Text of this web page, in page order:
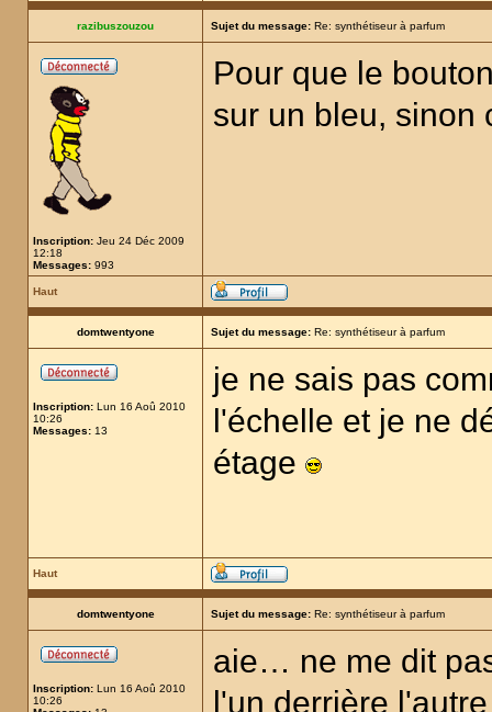
razibuszouzou Sujet du message: Re: synthétiseur à parfum
Inscription: Jeu 24 Déc 2009
12:18
Messages: 993
Pour que le
sur un bleu, sinon
Haut
domtwentyone Sujet du message: Re: synthétiseur à parfum
Inscription: Lun 16 Aoû 2010
10:26
Messages: 13
je ne sais pas
l'échelle et je ne
étage
Haut
domtwentyone Sujet du message: Re: synthétiseur à parfum
Inscription: Lun 16 Aoû 2010
10:26
aie… ne me dit
l'un derrière